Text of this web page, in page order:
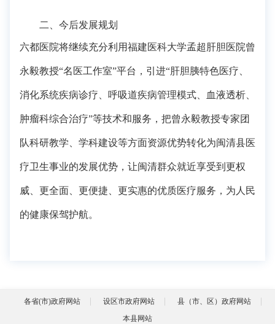
二、今后发展规划
六都医院将继续充分利用福建医科大学孟超肝胆医院曾
永毅教授“名医工作室”平台，引进“肝胆胰特色医疗、
消化系统疾病诊疗、呼吸道疾病管理模式、血液透析、
肿瘤科综合治疗”等技术和服务，把曾永毅教授专家团
队科研教学、学科建设等方面资源优势转化为闽清县医
疗卫生事业的发展优势，让闽清群众就近享受到更权
威、更全面、更便捷、更实惠的优质医疗服务，为人民
的健康保驾护航。
各省(市)政府网站 设区市政府网站
县（市、区）政府网站
本县网站